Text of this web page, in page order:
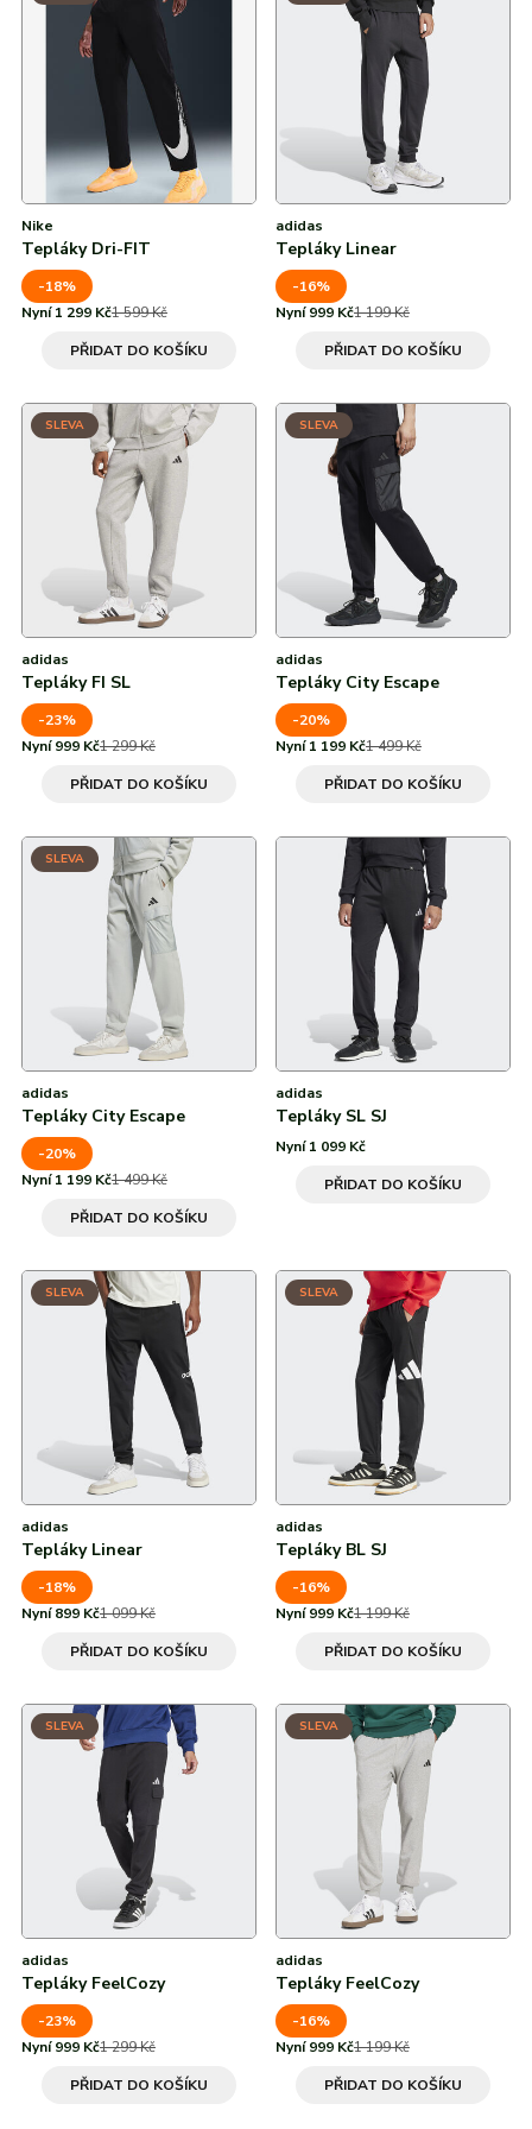
Všechny značky
Všechny značky
Od nejvyšší slevy Zelená
Recyklovaný polyester
Viskóza
Nike
Tepláky Dri-FIT
-18%
Nyní 1 299 Kč1 599 Kč
PŘIDAT DO KOŠÍKU
adidas
Tepláky Linear
-16%
Nyní 999 Kč1 199 Kč
PŘIDAT DO KOŠÍKU
SLEVA
adidas
Tepláky FI SL
-23%
Nyní 999 Kč1 299 Kč
PŘIDAT DO KOŠÍKU
SLEVA
adidas
Tepláky City Escape
-20%
Nyní 1 199 Kč1 499 Kč
PŘIDAT DO KOŠÍKU
SLEVA
adidas
Tepláky City Escape
-20%
Nyní 1 199 Kč1 499 Kč
PŘIDAT DO KOŠÍKU
adidas
Tepláky SL SJ
Nyní 1 099 Kč
PŘIDAT DO KOŠÍKU
SLEVA
adidas
Tepláky Linear
-18%
Nyní 899 Kč1 099 Kč
PŘIDAT DO KOŠÍKU
SLEVA
adidas
Tepláky BL SJ
-16%
Nyní 999 Kč1 199 Kč
PŘIDAT DO KOŠÍKU
SLEVA
adidas
Tepláky FeelCozy
-23%
Nyní 999 Kč1 299 Kč
PŘIDAT DO KOŠÍKU
SLEVA
adidas
Tepláky FeelCozy
-16%
Nyní 999 Kč1 199 Kč
PŘIDAT DO KOŠÍKU